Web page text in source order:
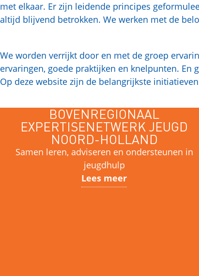
met elkaar. Er zijn leidende principes
altijd blijvend betrokken. We werken met de
We worden verrijkt door en met de groep
ervaringen, goede praktijken en knelpunten.
Op deze website zijn de belangrijkste
BOVENREGIONAAL
EXPERTISENETWERK JEUGD
NOORD-HOLLAND
Samen leren, adviseren en ondersteunen in
jeugdhulp
Lees meer